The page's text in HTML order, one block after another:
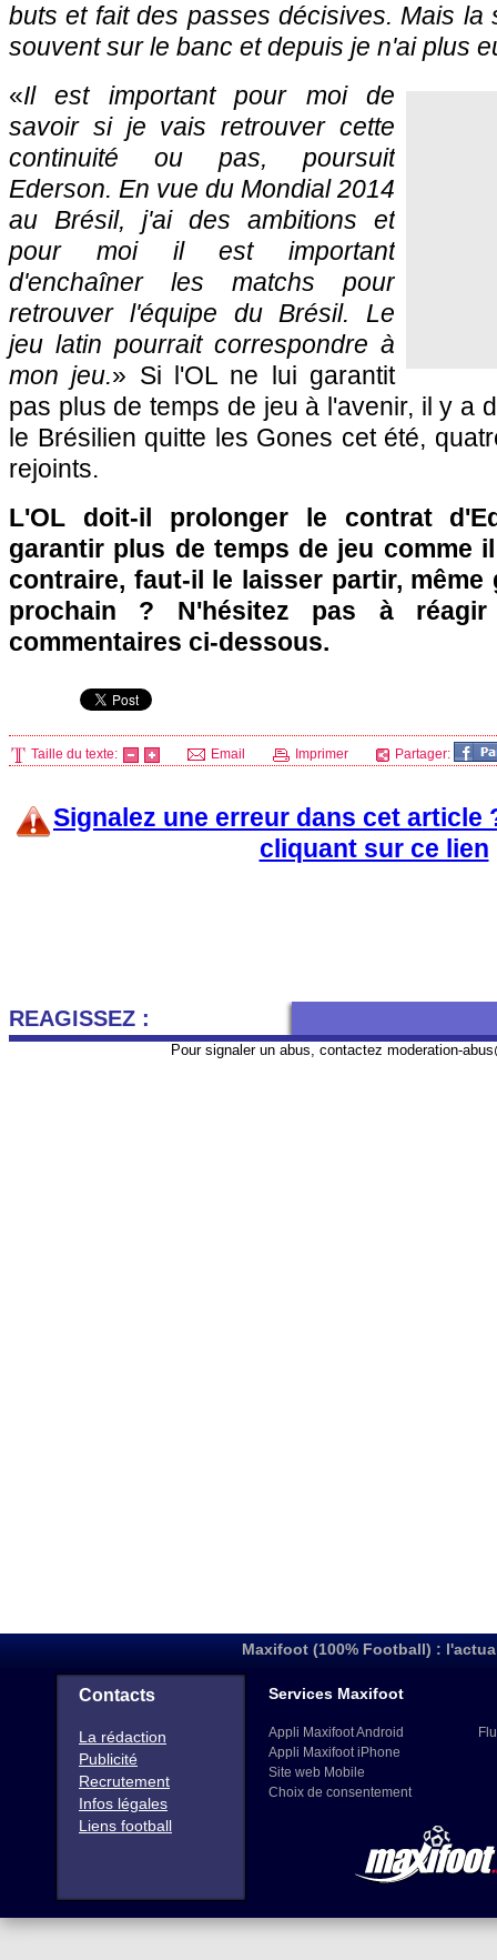
buts et fait des passes décisives. Mais la
souvent sur le banc et depuis je n'ai plus
«Il est important pour moi de
savoir si je vais retrouver cette
continuité ou pas, poursuit
Ederson. En vue du Mondial 2014
au Brésil, j'ai des ambitions et
pour moi il est important
d'enchaîner les matchs pour
retrouver l'équipe du Brésil. Le
jeu latin pourrait correspondre à
mon jeu.» Si l'OL ne lui garantit
pas plus de temps de jeu à l'avenir, il y a
le Brésilien quitte les Gones cet été,
rejoints.
L'OL doit-il prolonger le contrat
garantir plus de temps de jeu comme
contraire, faut-il le laisser partir, même
prochain ? N'hésitez pas à
commentaires ci-dessous.
Taille du texte: Email Imprimer Partager:
Signalez une erreur dans cet article
cliquant sur ce lien
REAGISSEZ :
Pour signaler un abus, contactez moderation-
Maxifoot (100% Football) :
Contacts
La rédaction
Publicité
Recrutement
Infos légales
Liens football
Services Maxifoot
Appli Maxifoot Android
Appli Maxifoot iPhone
Site web Mobile
Choix de consentement